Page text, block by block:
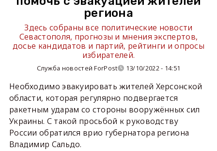
региона
Здесь собраны все политические новости
Севастополя, прогнозы и мнения экспертов,
досье кандидатов и партий, рейтинги и опросы
избирателей.
Служба новостей ForPost 13/10/2022 - 14:51
Необходимо эвакуировать жителей Херсонской
области, которая регулярно подвергается
ракетным ударам со стороны вооружённых сил
Украины. С такой просьбой к руководству
России обратился врио губернатора региона
Владимир Сальдо.